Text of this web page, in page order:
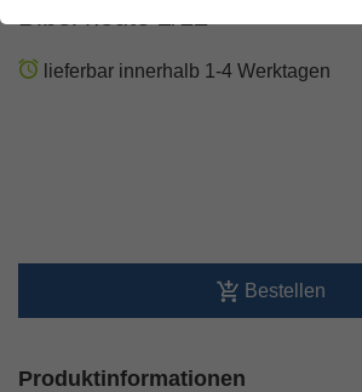
Bibel heute 2/12
lieferbar innerhalb 1-4 Werktagen
Bestellen
Produktinformationen